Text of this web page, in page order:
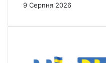
9 Серпня 2026